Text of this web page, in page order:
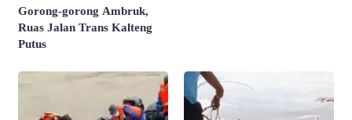
Gorong-gorong Ambruk,
Ruas Jalan Trans Kalteng
Putus